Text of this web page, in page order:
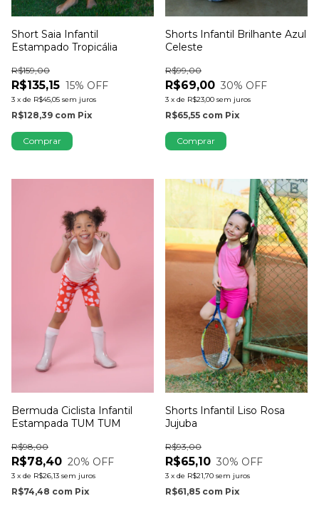
Short Saia Infantil
Estampado Tropicália
R$135,15
R$159,00
15% OFF
3 x de R$45,05 sem juros
R$128,39 com Pix
Comprar
Shorts Infantil Brilhante Azul
Celeste
R$69,00
R$99,00
30% OFF
3 x de R$23,00 sem juros
R$65,55 com Pix
Comprar
Bermuda Ciclista Infantil
Estampada TUM TUM
R$78,40
R$98,00
20% OFF
3 x de R$26,13 sem juros
R$74,48 com Pix
Shorts Infantil Liso Rosa
Jujuba
R$65,10
R$93,00
30% OFF
3 x de R$21,70 sem juros
R$61,85 com Pix